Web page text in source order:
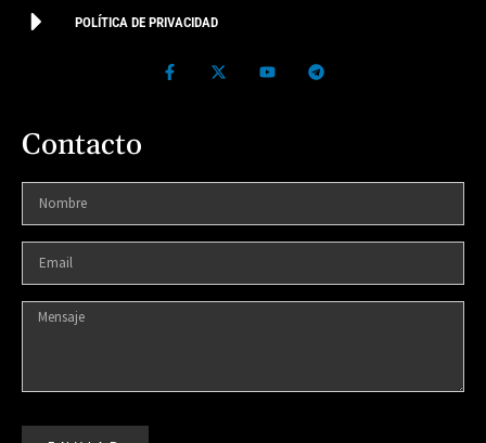
POLÍTICA DE PRIVACIDAD
Contacto